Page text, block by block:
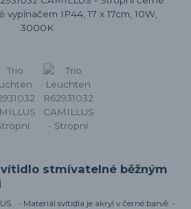
stmívatelné běžným
- Materiál svítidla je akryl v černé barvě. -